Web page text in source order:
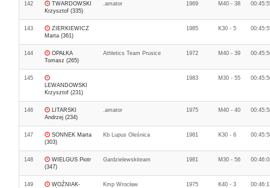
142
TWARDOWSKI
Krzysztof (335)
.amator 1969 M40 - 38
143
ZIERKIEWICZ
Marta (361)
1985 K30 - 5
144
OPAŁKA
Tomasz (265)
Athletics Team Prusice 1972 M40 - 39
145
LEWANDOWSKI
Krzysztof (231)
1983 M30 - 55
146
LITARSKI
Andrzej (234)
.amator 1975 M40 - 40
147
SONNEK Marta
(303)
Kb Lupus Oleśnica 1981 K30 - 6
148
WIELGUS Piotr
(347)
Gardzielewskiteam 1981 M30 - 56
149
WOŹNIAK-
Kmp Wrocław 1975 K40 - 3